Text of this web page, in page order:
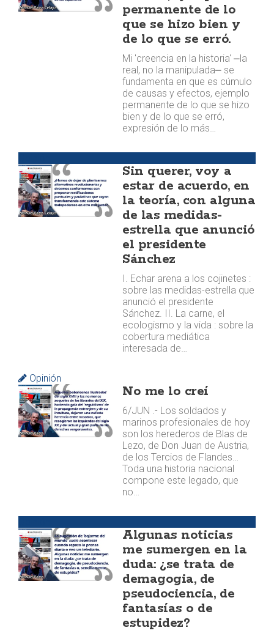
permanente de lo
que se hizo bien y
de lo que se erró.
Mi 'creencia en la historia' ⎼la
real, no la manipulada⎼ se
fundamenta en que es cúmulo
de causas y efectos, ejemplo
permanente de lo que se hizo
bien y de lo que se erró,
expresión de lo más…
Sin querer, voy a
estar de acuerdo, en
la teoría, con alguna
de las medidas-
estrella que anunció
el presidente
Sánchez
I. Echar arena a los cojinetes :
sobre las medidas-estrella que
anunció el presidente
Sánchez. II. La carne, el
ecologismo y la vida : sobre la
cobertura mediática
interesada de…
Opinión
No me lo creí
6/JUN .- Los soldados y
marinos profesionales de hoy
son los herederos de Blas de
Lezo, de Don Juan de Austria,
de los Tercios de Flandes…
Toda una historia nacional
compone este legado, que
no…
Algunas noticias
me sumergen en la
duda: ¿se trata de
demagogia, de
pseudociencia, de
fantasías o de
estupidez?